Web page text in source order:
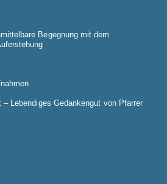
Begegnung mit dem
– Lebendiges Gedankengut von Pfarrer